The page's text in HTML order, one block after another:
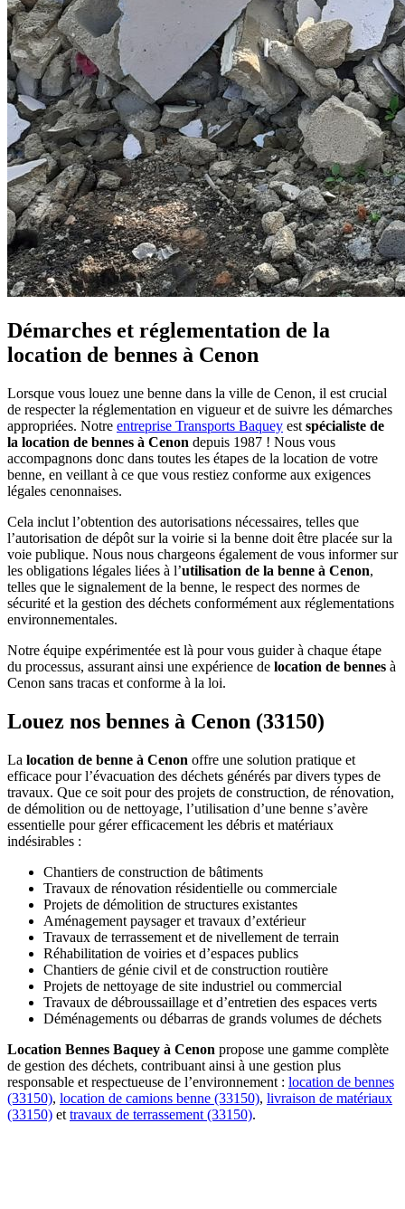
Démarches et réglementation de la
location de bennes à Cenon
Lorsque vous louez une benne dans la ville de Cenon, il est crucial
de respecter la réglementation en vigueur et de suivre les démarches
appropriées. Notre entreprise Transports Baquey est spécialiste de
la location de bennes à Cenon depuis 1987 ! Nous vous
accompagnons donc dans toutes les étapes de la location de votre
benne, en veillant à ce que vous restiez conforme aux exigences
légales cenonnaises.
Cela inclut l’obtention des autorisations nécessaires, telles que
l’autorisation de dépôt sur la voirie si la benne doit être placée sur la
voie publique. Nous nous chargeons également de vous informer sur
les obligations légales liées à l’utilisation de la benne à Cenon,
telles que le signalement de la benne, le respect des normes de
sécurité et la gestion des déchets conformément aux réglementations
environnementales.
Notre équipe expérimentée est là pour vous guider à chaque étape
du processus, assurant ainsi une expérience de location de bennes à
Cenon sans tracas et conforme à la loi.
Louez nos bennes à Cenon (33150)
La location de benne à Cenon offre une solution pratique et
efficace pour l’évacuation des déchets générés par divers types de
travaux. Que ce soit pour des projets de construction, de rénovation,
de démolition ou de nettoyage, l’utilisation d’une benne s’avère
essentielle pour gérer efficacement les débris et matériaux
indésirables :
Chantiers de construction de bâtiments
Travaux de rénovation résidentielle ou commerciale
Projets de démolition de structures existantes
Aménagement paysager et travaux d’extérieur
Travaux de terrassement et de nivellement de terrain
Réhabilitation de voiries et d’espaces publics
Chantiers de génie civil et de construction routière
Projets de nettoyage de site industriel ou commercial
Travaux de débroussaillage et d’entretien des espaces verts
Déménagements ou débarras de grands volumes de déchets
Location Bennes Baquey à Cenon propose une gamme complète
de gestion des déchets, contribuant ainsi à une gestion plus
responsable et respectueuse de l’environnement : location de bennes
(33150), location de camions benne (33150), livraison de matériaux
(33150) et travaux de terrassement (33150).